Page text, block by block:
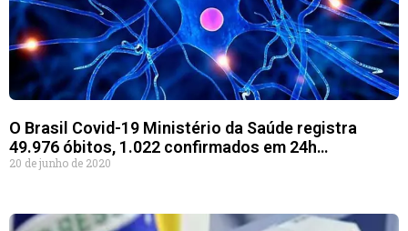
O Brasil Covid-19 Ministério da Saúde registra
49.976 óbitos, 1.022 confirmados em 24h…
20 de junho de 2020